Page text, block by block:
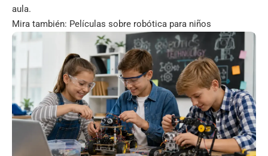
aula.
Mira también: Películas sobre robótica para niños